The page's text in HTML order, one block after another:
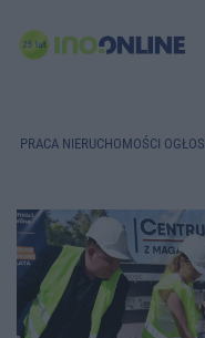
PRACA NIERUCHOMOŚCI